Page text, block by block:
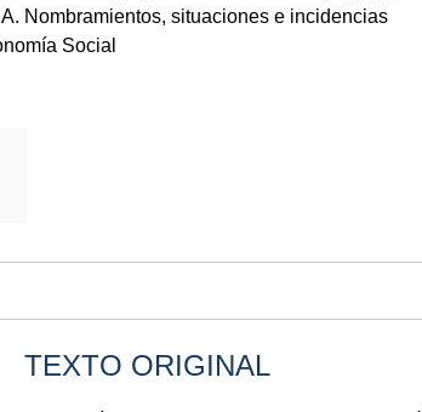
A. Nombramientos, situaciones e incidencias
Social
TEXTO ORIGINAL